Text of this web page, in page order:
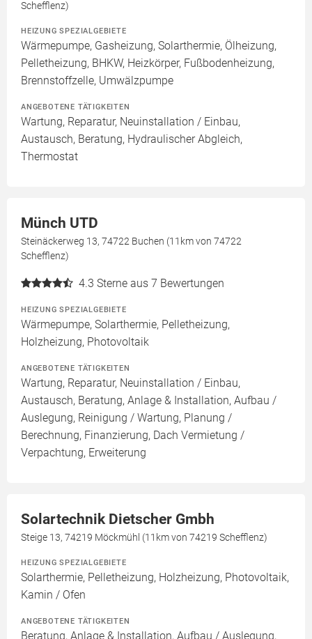
Schefflenz)
HEIZUNG SPEZIALGEBIETE
Wärmepumpe, Gasheizung, Solarthermie, Ölheizung,
Pelletheizung, BHKW, Heizkörper, Fußbodenheizung,
Brennstoffzelle, Umwälzpumpe
ANGEBOTENE TÄTIGKEITEN
Wartung, Reparatur, Neuinstallation / Einbau,
Austausch, Beratung, Hydraulischer Abgleich,
Thermostat
Münch UTD
Steinäckerweg 13, 74722 Buchen (11km von 74722
Schefflenz)
4.3 Sterne aus 7 Bewertungen
HEIZUNG SPEZIALGEBIETE
Wärmepumpe, Solarthermie, Pelletheizung,
Holzheizung, Photovoltaik
ANGEBOTENE TÄTIGKEITEN
Wartung, Reparatur, Neuinstallation / Einbau,
Austausch, Beratung, Anlage & Installation, Aufbau /
Auslegung, Reinigung / Wartung, Planung /
Berechnung, Finanzierung, Dach Vermietung /
Verpachtung, Erweiterung
Solartechnik Dietscher Gmbh
Steige 13, 74219 Möckmühl (11km von 74219 Schefflenz)
HEIZUNG SPEZIALGEBIETE
Solarthermie, Pelletheizung, Holzheizung, Photovoltaik,
Kamin / Ofen
ANGEBOTENE TÄTIGKEITEN
Beratung, Anlage & Installation, Aufbau / Auslegung,